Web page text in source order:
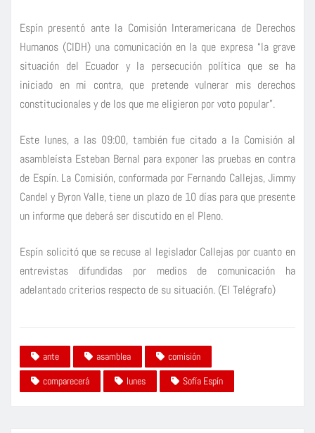
Espín presentó ante la Comisión Interamericana de Derechos
Humanos (CIDH) una comunicación en la que expresa “la grave
situación del Ecuador y la persecución política que se ha
iniciado en mi contra, que pretende vulnerar mis derechos
constitucionales y de los que me eligieron por voto popular”.
Este lunes, a las 09:00, también fue citado a la Comisión al
asambleísta Esteban Bernal para exponer las pruebas en contra
de Espín. La Comisión, conformada por Fernando Callejas, Jimmy
Candel y Byron Valle, tiene un plazo de 10 días para que presente
un informe que deberá ser discutido en el Pleno.
Espín solicitó que se recuse al legislador Callejas por cuanto en
entrevistas difundidas por medios de comunicación ha
adelantado criterios respecto de su situación. (El Telégrafo)
ante asamblea
comisión
comparecerá
lunes Sofía Espín